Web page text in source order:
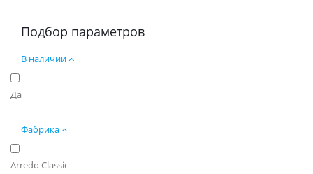
Подбор параметров
В наличии
Да
Фабрика
Arredo Classic